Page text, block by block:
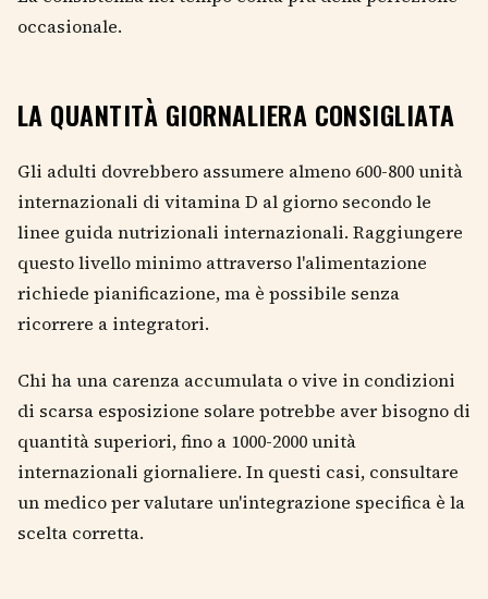
occasionale.
LA QUANTITÀ GIORNALIERA CONSIGLIATA
Gli adulti dovrebbero assumere almeno 600-800 unità
internazionali di vitamina D al giorno secondo le
linee guida nutrizionali internazionali. Raggiungere
questo livello minimo attraverso l'alimentazione
richiede pianificazione, ma è possibile senza
ricorrere a integratori.
Chi ha una carenza accumulata o vive in condizioni
di scarsa esposizione solare potrebbe aver bisogno di
quantità superiori, fino a 1000-2000 unità
internazionali giornaliere. In questi casi, consultare
un medico per valutare un'integrazione specifica è la
scelta corretta.